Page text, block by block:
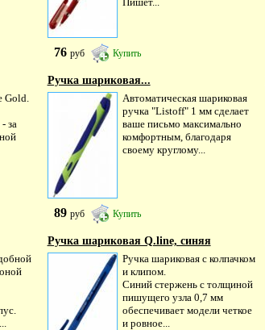
76 руб Купить
Gold.
за
Ручка шариковая...
Автоматическая шариковая
ручка "Listoff" 1 мм сделает
ваше письмо максимально
комфортным, благодаря
своему круглому...
89 руб Купить
Ручка шариковая Q.line, синяя
Ручка шариковая с колпачком
и клипом.
Синий стержень с толщиной
пишущего узла 0,7 мм
обеспечивает модели четкое
и ровное...